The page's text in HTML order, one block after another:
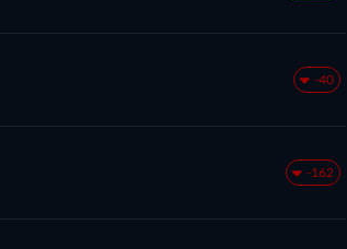
-40
-162